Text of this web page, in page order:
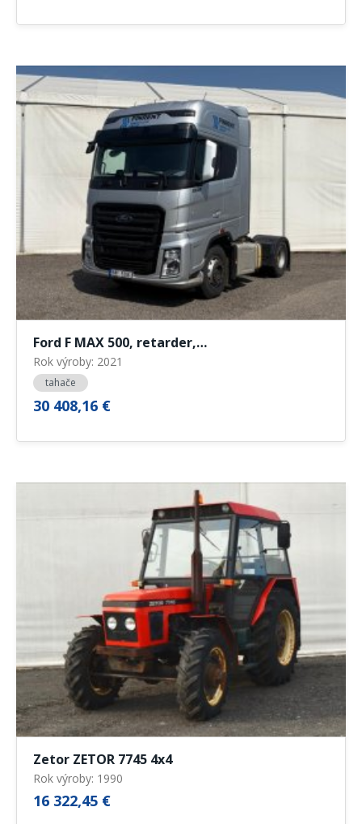
Ford F MAX 500, retarder,…
Rok výroby: 2021
tahače
30 408,16 €
Zetor ZETOR 7745 4x4
Rok výroby: 1990
16 322,45 €